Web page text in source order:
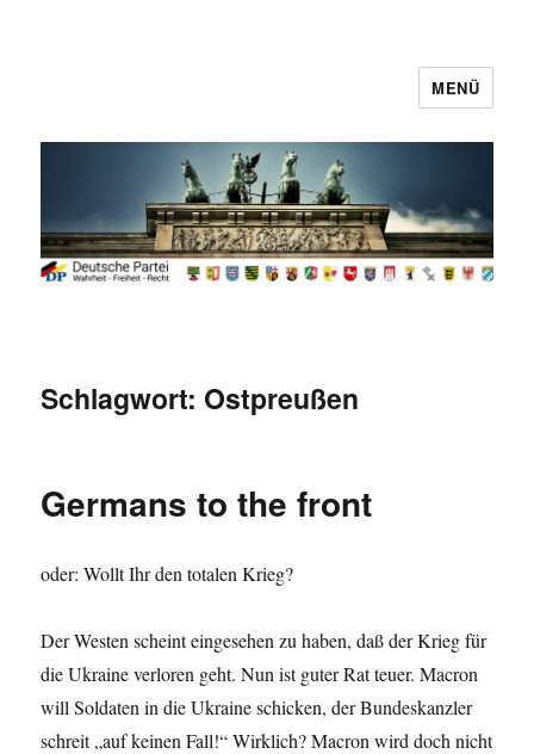
MENÜ
Schlagwort: Ostpreußen
Germans to the front
oder: Wollt Ihr den totalen Krieg?
Der Westen scheint eingesehen zu haben, daß der Krieg für
die Ukraine verloren geht. Nun ist guter Rat teuer. Macron
will Soldaten in die Ukraine schicken, der Bundeskanzler
schreit „auf keinen Fall!“ Wirklich? Macron wird doch nicht